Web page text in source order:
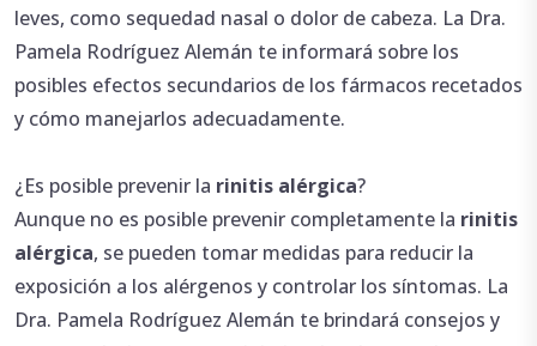
leves, como sequedad nasal o dolor de cabeza. La Dra.
Pamela Rodríguez Alemán te informará sobre los
posibles efectos secundarios de los fármacos recetados
y cómo manejarlos adecuadamente.
¿Es posible prevenir la rinitis alérgica?
Aunque no es posible prevenir completamente la rinitis
alérgica, se pueden tomar medidas para reducir la
exposición a los alérgenos y controlar los síntomas. La
Dra. Pamela Rodríguez Alemán te brindará consejos y